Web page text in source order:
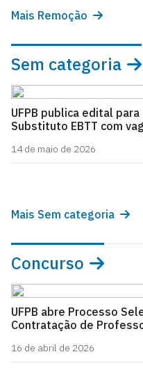
Mais Remoção
Sem categoria
UFPB publica edital
Substituto EBTT com
14 de maio de 2026
Mais Sem categoria
Concurso
UFPB abre Processo
Contratação de
16 de abril de 2026